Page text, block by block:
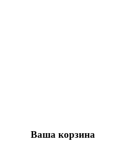
Ваша корзина